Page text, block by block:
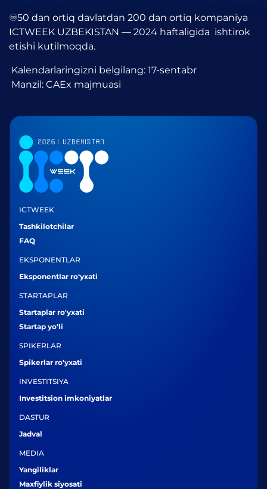
♾50 dan ortiq davlatdan 200 dan ortiq kompaniya
ICTWEEK UZBEKISTAN — 2024 haftaligida ishtirok
etishi kutilmoqda.
Kalendarlaringizni belgilang: 17-sentabr
Manzil: CAEx majmuasi
ICTWEEK
Tashkilotchilar
FAQ
EKSPONENTLAR
Eksponentlar ro‘yxati
STARTAPLAR
Startaplar ro'yxati
Startap yo‘li
SPIKERLAR
Spikerlar ro'yxati
INVESTITSIYA
Investitsion imkoniyatlar
DASTUR
Jadval
MEDIA
Yangiliklar
Maxfiylik siyosati